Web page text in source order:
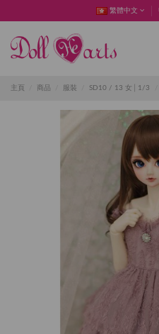
繁體中文
主頁 商品 服裝 SD10 / 13 女│1/3